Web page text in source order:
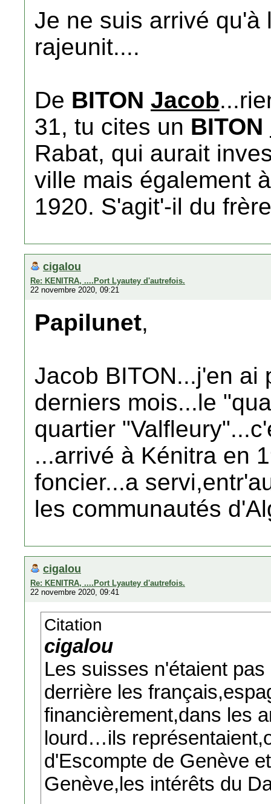
Je ne suis arrivé qu'à
rajeunit....
De BITON Jacob
31, tu cites un BITON
Rabat, qui aurait
ville mais également
1920. S'agit'-il du
cigalou
Re: KENITRA, ....Port Lyautey d'autrefois.
22 novembre 2020, 09:21
Papilunet,
Jacob BITON...j'en ai
derniers mois...le
quartier
...arrivé à Kénitra en
foncier...a
les communautés
cigalou
Re: KENITRA, ....Port Lyautey d'autrefois.
22 novembre 2020, 09:41
Citation
cigalou
Les suisses n'étaient
derrière les
financièrement,dans les
lourd…ils
d'Escompte de Genève
Genève,les intérêts du